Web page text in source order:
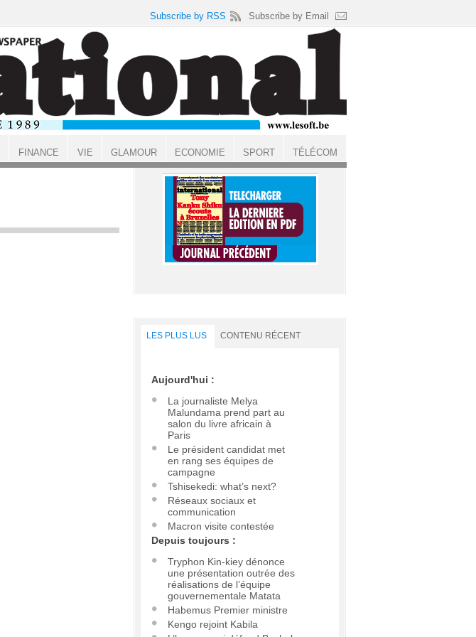
LES PLUS LUS CONTENU RÉCENT
Aujourd'hui :
La journaliste Melya
Malundama prend part au
salon du livre africain à
Paris
Le président candidat met
en rang ses équipes de
campagne
Tshisekedi: what’s next?
Réseaux sociaux et
communication
Macron visite contestée
Depuis toujours :
Tryphon Kin-kiey dénonce
une présentation outrée des
réalisations de l’équipe
gouvernementale Matata
Habemus Premier ministre
Kengo rejoint Kabila
Subscribe by RSS Subscribe by Email
FINANCE VIE GLAMOUR ECONOMIE SPORT TÉLÉCOM